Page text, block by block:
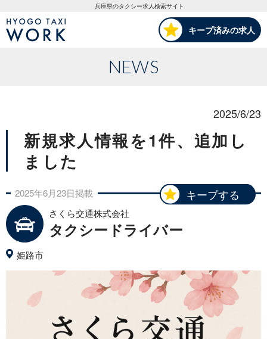
HYOGO TAXI WORK
兵庫県のタクシー求人検索サイト
キープ済みの求人
NEWS
2025/6/23
新規求人情報を1件、追加し
ました
キープする
2025年6月23日掲載
さくら交通株式会社
タクシードライバー
姫路市